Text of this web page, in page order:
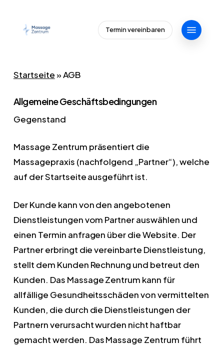
Termin vereinbaren
Menu
Startseite»AGB
Allgemeine Geschäftsbedingungen
Gegenstand
Massage Zentrum präsentiert die
Massagepraxis (nachfolgend „Partner“), welche
auf der Startseite ausgeführt ist.
Der Kunde kann von den angebotenen
Dienstleistungen vom Partner auswählen und
einen Termin anfragen über die Website. Der
Partner erbringt die vereinbarte Dienstleistung,
stellt dem Kunden Rechnung und betreut den
Kunden. Das Massage Zentrum kann für
allfällige Gesundheitsschäden von vermittelten
Kunden, die durch die Dienstleistungen der
Partnern verursacht wurden nicht haftbar
gemacht werden. Das Massage Zentrum führt